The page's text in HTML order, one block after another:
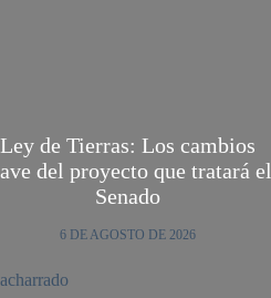
Ley de Tierras: Los cambios
del proyecto que tratará el
Senado
6 DE AGOSTO DE 2026